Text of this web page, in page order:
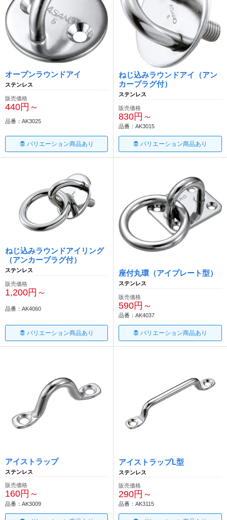
オープンラウンドアイ
ステンレス
販売価格
440円～
品番：AK3025
バリエーション商品あり
ねじ込みラウンドアイ（アン
カープラグ付）
ステンレス
販売価格
830円～
品番：AK3015
バリエーション商品あり
ねじ込みラウンドアイリング
（アンカープラグ付）
ステンレス
販売価格
1,200円～
品番：AK4060
バリエーション商品あり
座付丸環（アイプレート型）
ステンレス
販売価格
590円～
品番：AK4037
バリエーション商品あり
アイストラップ
ステンレス
販売価格
160円～
品番：AK3009
アイストラップL型
ステンレス
販売価格
290円～
品番：AK3115